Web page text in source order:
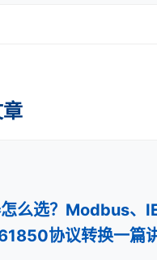
么选？Modbus、
协议转换一篇